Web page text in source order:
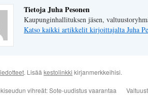
Tietoja Juha Pesonen
Kaupunginhallituksen jäsen,
Katso kaikki artikkelit kirjoittajalta Juha
. Lisää kestolinkki kirjanmerkkeihisi.
vihreät: Sote-uudistus vaarantaa